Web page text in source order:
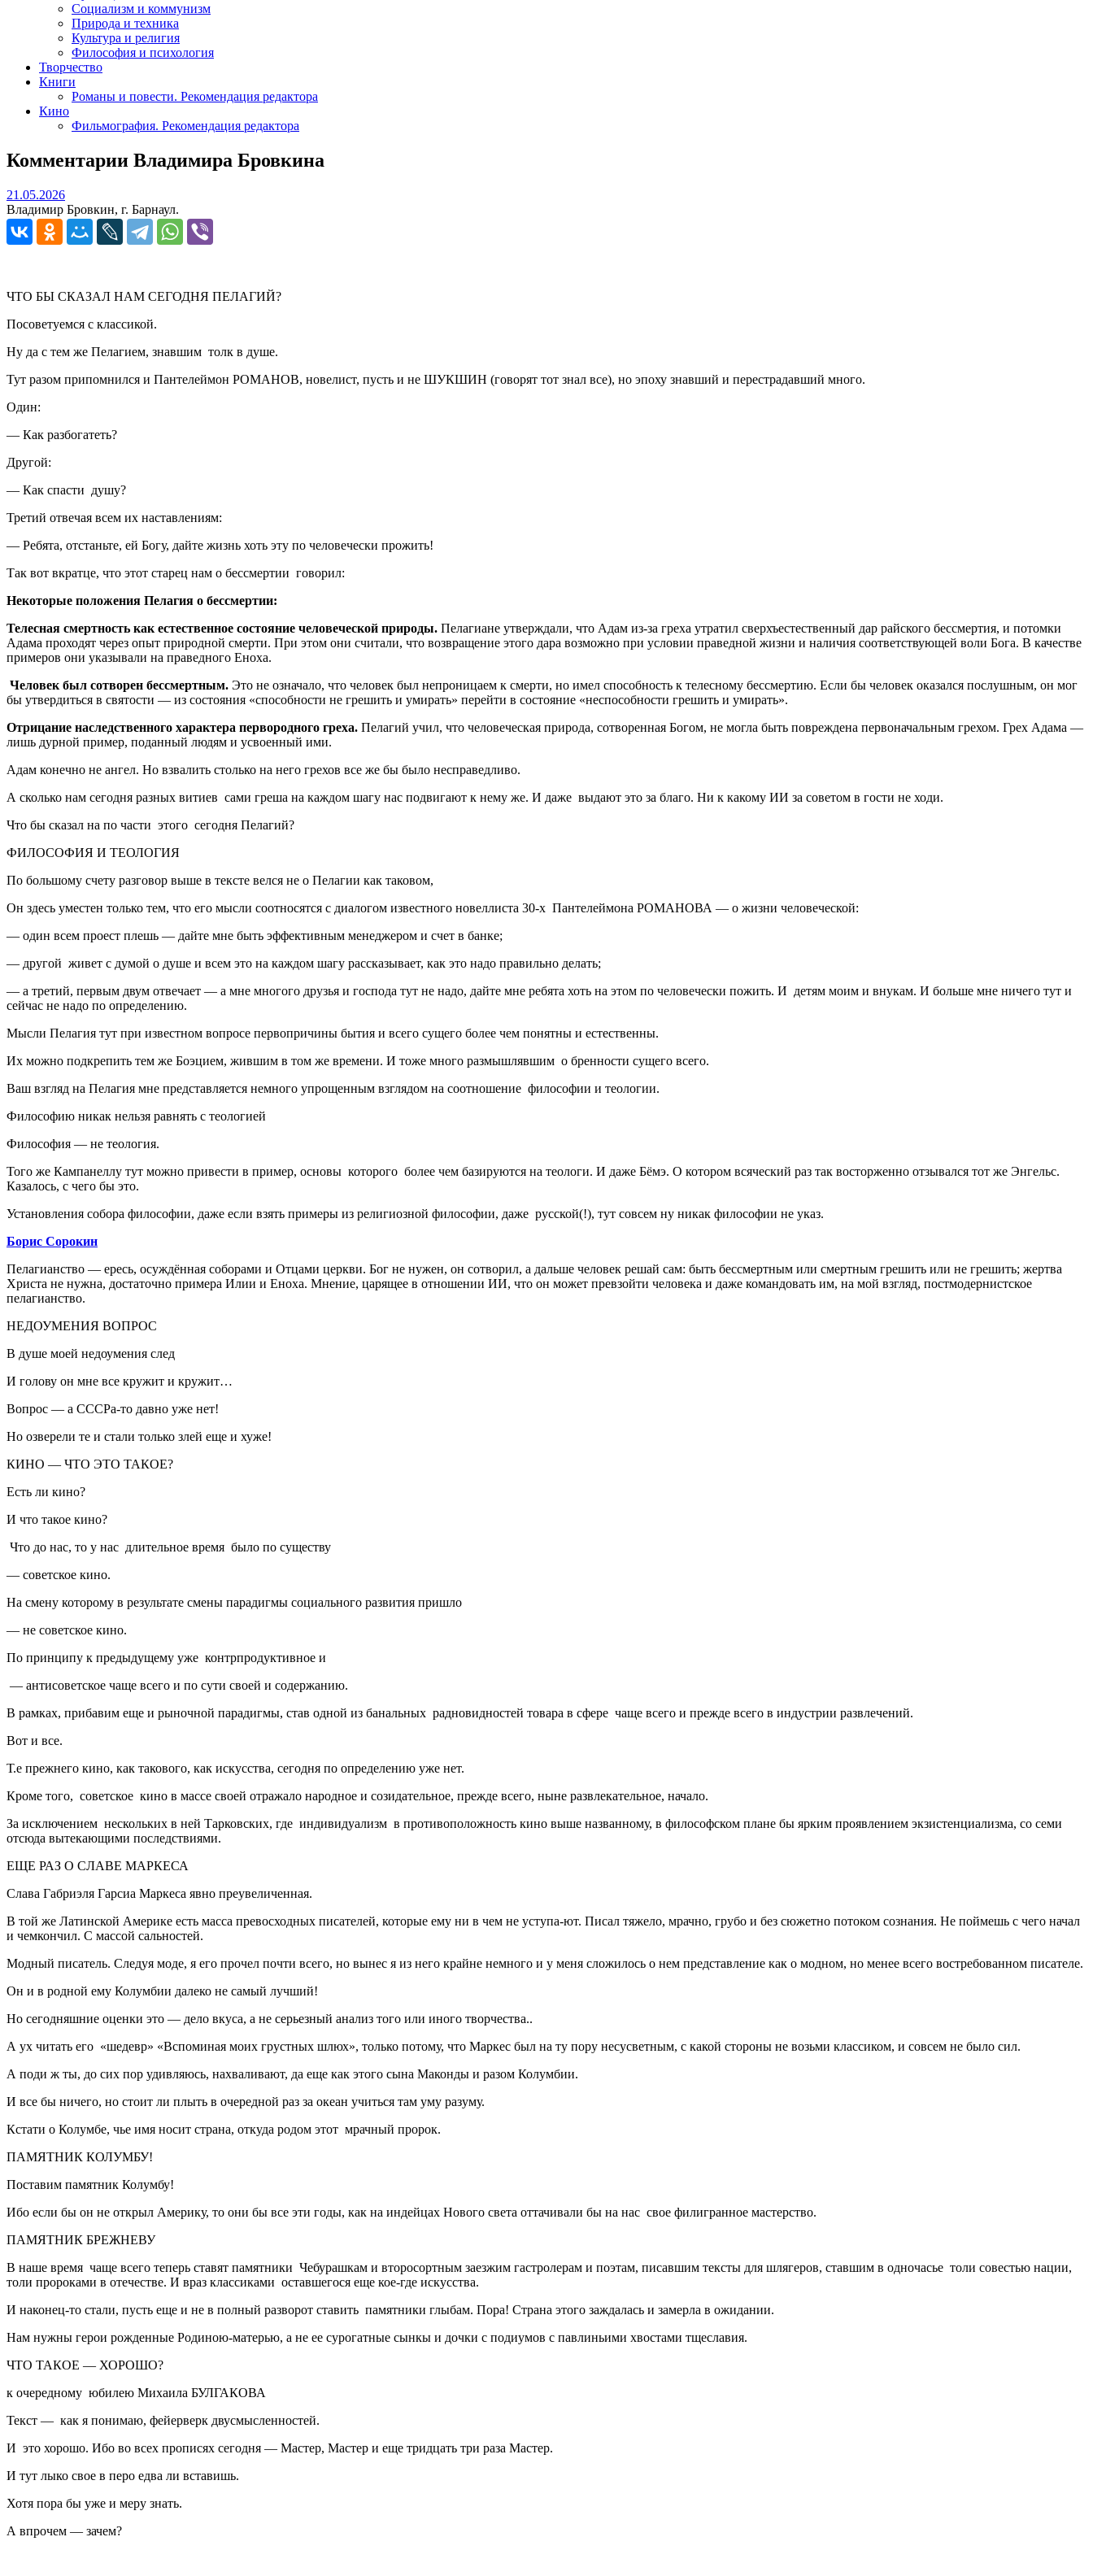
Социализм и коммунизм
Природа и техника
Культура и религия
Философия и психология
Творчество
Книги
Романы и повести. Рекомендация редактора
Кино
Фильмография. Рекомендация редактора
Комментарии Владимира Бровкина
21.05.202621.05.2026
Владимир Бровкин, г. Барнаул.
ЧТО БЫ СКАЗАЛ НАМ СЕГОДНЯ ПЕЛАГИЙ?
Посоветуемся с классикой.
Ну да с тем же Пелагием, знавшим толк в душе.
Тут разом припомнился и Пантелеймон РОМАНОВ, новелист, пусть и не ШУКШИН (говорят тот знал все), но эпоху знавший и перестрадавший много.
Один:
— Как разбогатеть?
Другой:
— Как спасти душу?
Третий отвечая всем их наставлениям:
— Ребята, отстаньте, ей Богу, дайте жизнь хоть эту по человечески прожить!
Так вот вкратце, что этот старец нам о бессмертии говорил:
Некоторые положения Пелагия о бессмертии:
Телесная смертность как естественное состояние человеческой природы. Пелагиане утверждали, что Адам из-за греха утратил сверхъестественный дар райского бессмертия, и потомки
Адама проходят через опыт природной смерти. При этом они считали, что возвращение этого дара возможно при условии праведной жизни и наличия соответствующей воли Бога. В качестве
примеров они указывали на праведного Еноха.
Человек был сотворен бессмертным. Это не означало, что человек был непроницаем к смерти, но имел способность к телесному бессмертию. Если бы человек оказался послушным, он мог
бы утвердиться в святости — из состояния «способности не грешить и умирать» перейти в состояние «неспособности грешить и умирать».
Отрицание наследственного характера первородного греха. Пелагий учил, что человеческая природа, сотворенная Богом, не могла быть повреждена первоначальным грехом. Грех Адама —
лишь дурной пример, поданный людям и усвоенный ими.
Адам конечно не ангел. Но взвалить столько на него грехов все же бы было несправедливо.
А сколько нам сегодня разных витиев сами греша на каждом шагу нас подвигают к нему же. И даже выдают это за благо. Ни к какому ИИ за советом в гости не ходи.
Что бы сказал на по части этого сегодня Пелагий?
ФИЛОСОФИЯ И ТЕОЛОГИЯ
По большому счету разговор выше в тексте велся не о Пелагии как таковом,
Он здесь уместен только тем, что его мысли соотносятся с диалогом известного новеллиста 30-х Пантелеймона РОМАНОВА — о жизни человеческой:
— один всем проест плешь — дайте мне быть эффективным менеджером и счет в банке;
— другой живет с думой о душе и всем это на каждом шагу рассказывает, как это надо правильно делать;
— а третий, первым двум отвечает — а мне многого друзья и господа тут не надо, дайте мне ребята хоть на этом по человечески пожить. И детям моим и внукам. И больше мне ничего тут и
сейчас не надо по определению.
Мысли Пелагия тут при известном вопросе первопричины бытия и всего сущего более чем понятны и естественны.
Их можно подкрепить тем же Боэцием, жившим в том же времени. И тоже много размышлявшим о бренности сущего всего.
Ваш взгляд на Пелагия мне представляется немного упрощенным взглядом на соотношение философии и теологии.
Философию никак нельзя равнять с теологией
Философия — не теология.
Того же Кампанеллу тут можно привести в пример, основы которого более чем базируются на теологи. И даже Бёмэ. О котором всяческий раз так восторженно отзывался тот же Энгельс.
Казалось, с чего бы это.
Установления собора философии, даже если взять примеры из религиозной философии, даже русской(!), тут совсем ну никак философии не указ.
Борис Сорокин
Пелагианство — ересь, осуждённая соборами и Отцами церкви. Бог не нужен, он сотворил, а дальше человек решай сам: быть бессмертным или смертным грешить или не грешить; жертва
Христа не нужна, достаточно примера Илии и Еноха. Мнение, царящее в отношении ИИ, что он может превзойти человека и даже командовать им, на мой взгляд, постмодернистское
пелагианство.
­НЕДОУМЕНИЯ ВОПРОС
В душе моей недоумения след
И голову он мне все кружит и кружит…
Вопрос — а СССРа-то давно уже нет!
Но озверели те и стали только злей еще и хуже!
КИНО — ЧТО ЭТО ТАКОЕ?
Есть ли кино?
И что такое кино?
Что до нас, то у нас длительное время было по существу
— советское кино.
На смену которому в результате смены парадигмы социального развития пришло
— не советское кино.
По принципу к предыдущему уже контрпродуктивное и
— антисоветское чаще всего и по сути своей и содержанию.
В рамках, прибавим еще и рыночной парадигмы, став одной из банальных радновидностей товара в сфере чаще всего и прежде всего в индустрии развлечений.
Вот и все.
Т.е прежнего кино, как такового, как искусства, сегодня по определению уже нет.
Кроме того, советское кино в массе своей отражало народное и созидательное, прежде всего, ныне развлекательное, начало.
За исключением нескольких в ней Тарковских, где индивидуализм в противоположность кино выше названному, в философском плане бы ярким проявлением экзистенциализма, со семи
отсюда вытекающими последствиями.
ЕЩЕ РАЗ О СЛАВЕ МАРКЕСА
Слава Габриэля Гарсиа Маркеса явно преувеличенная.
В той же Латинской Америке есть масса превосходных писателей, которые ему ни в чем не уступа-ют. Писал тяжело, мрачно, грубо и без сюжетно потоком сознания. Не поймешь с чего начал
и чемкончил. С массой сальностей.
Модный писатель. Следуя моде, я его прочел почти всего, но вынес я из него крайне немного и у меня сложилось о нем представление как о модном, но менее всего востребованном писателе.
Он и в родной ему Колумбии далеко не самый лучший!
Но сегодняшние оценки это — дело вкуса, а не серьезный анализ того или иного творчества..
А ух читать его «шедевр» «Вспоминая моих грустных шлюх», только потому, что Маркес был на ту пору несусветным, с какой стороны не возьми классиком, и совсем не было сил.
А поди ж ты, до сих пор удивляюсь, нахваливают, да еще как этого сына Маконды и разом Колумбии.
И все бы ничего, но стоит ли плыть в очередной раз за океан учиться там уму разуму.
Кстати о Колумбе, чье имя носит страна, откуда родом этот мрачный пророк.
ПАМЯТНИК КОЛУМБУ!
Поставим памятник Колумбу!
Ибо если бы он не открыл Америку, то они бы все эти годы, как на индейцах Нового света оттачивали бы на нас свое филигранное мастерство.
ПАМЯТНИК БРЕЖНЕВУ
В наше время чаще всего теперь ставят памятники Чебурашкам и второсортным заезжим гастролерам и поэтам, писавшим тексты для шлягеров, ставшим в одночасье толи совестью нации,
толи пророками в отечестве. И враз классиками оставшегося еще кое-где искусства.
И наконец-то стали, пусть еще и не в полный разворот ставить памятники глыбам. Пора! Страна этого заждалась и замерла в ожидании.
Нам нужны герои рожденные Родиною-матерью, а не ее сурогатные сынкы и дочки с подиумов с павлиньими хвостами тщеславия.
ЧТО ТАКОЕ — ХОРОШО?
к очередному юбилею Михаила БУЛГАКОВА
Текст — как я понимаю, фейерверк двусмысленностей.
И это хорошо. Ибо во всех прописях сегодня — Мастер, Мастер и еще тридцать три раза Мастер.
И тут лыко свое в перо едва ли вставишь.
Хотя пора бы уже и меру знать.
А впрочем — зачем?